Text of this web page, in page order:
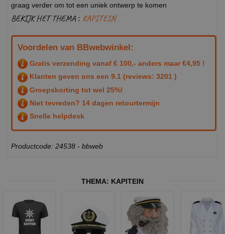
graag verder om tot een uniek ontwerp te komen
BEKIJK HET THEMA : KAPITEIN
Voordelen van BBwebwinkel:
Gratis verzending vanaf € 100,- anders maar €4,95 !
Klanten geven ons een 9.1 (reviews: 3201 )
Groepskorting tot wel 25%!
Niet tevreden? 14 dagen retourtermijn
Snelle helpdesk
Productcode: 24538 - bbweb
THEMA: KAPITEIN